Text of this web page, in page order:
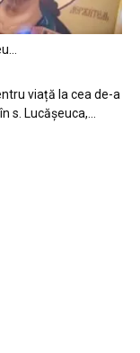
viață la cea de-a
s. Lucășeuca,...